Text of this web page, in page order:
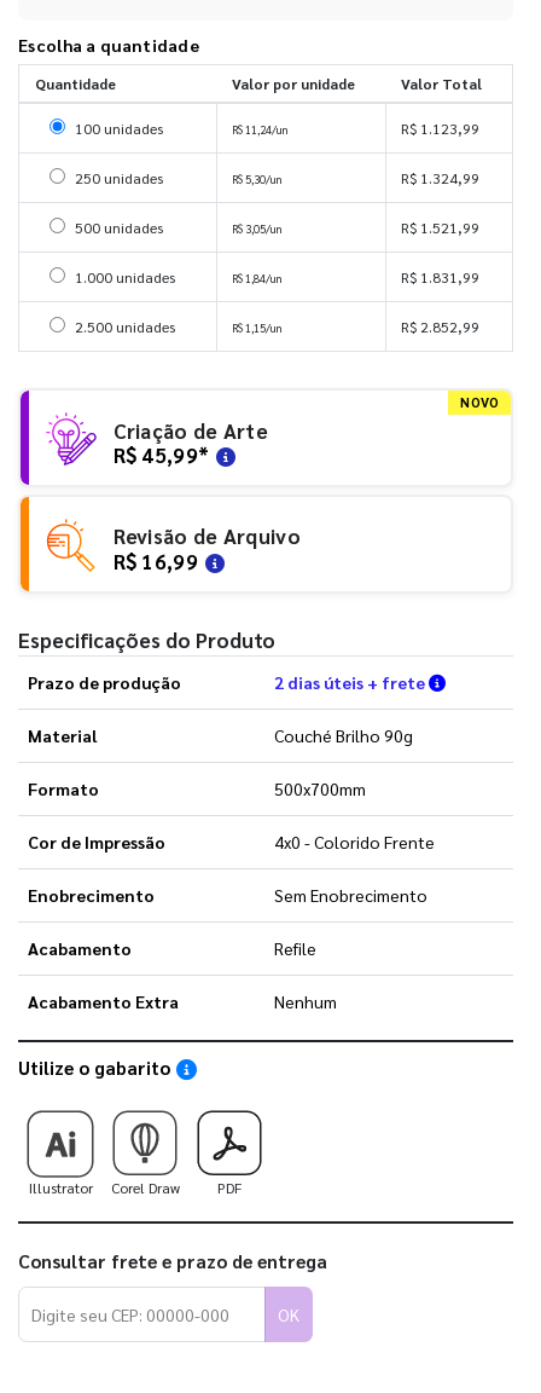
Escolha a quantidade
Quantidade Valor por unidade Valor Total
Selecionar 100 unidades
100 unidades R$ 11,24/un R$ 1.123,99
Selecionar 250 unidades
250 unidades R$ 5,30/un R$ 1.324,99
Selecionar 500 unidades
500 unidades R$ 3,05/un R$ 1.521,99
Selecionar 1000 unidades
1.000 unidades R$ 1,84/un R$ 1.831,99
Selecionar 2500 unidades
2.500 unidades R$ 1,15/un R$ 2.852,99
NOVO
Criação de Arte
R$ 45,99*
Revisão de Arquivo
R$ 16,99
Especificações do Produto
Prazo de produção 2 dias úteis + frete Verifique
Material Couché Brilho 90g
Formato 500x700mm
Cor de Impressão 4x0 - Colorido Frente
Enobrecimento Sem Enobrecimento
Acabamento Refile
Acabamento Extra Nenhum
Utilize o gabarito Saiba como utilizar os nossos gabaritos
Illustrator Corel Draw PDF
Consultar frete e prazo de entrega
OK